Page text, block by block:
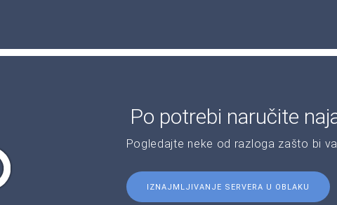
Po potrebi naručite
Pogledajte neke od razloga zašto bi
IZNAJMLJIVANJE SERVERA U OBLAKU